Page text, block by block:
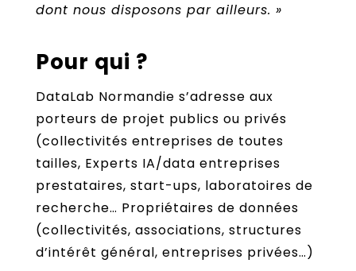
dont nous disposons par ailleurs. »
Pour qui ?
DataLab Normandie s’adresse aux
porteurs de projet publics ou privés
(collectivités entreprises de toutes
tailles, Experts IA/data entreprises
prestataires, start-ups, laboratoires de
recherche… Propriétaires de données
(collectivités, associations, structures
d’intérêt général, entreprises privées…)